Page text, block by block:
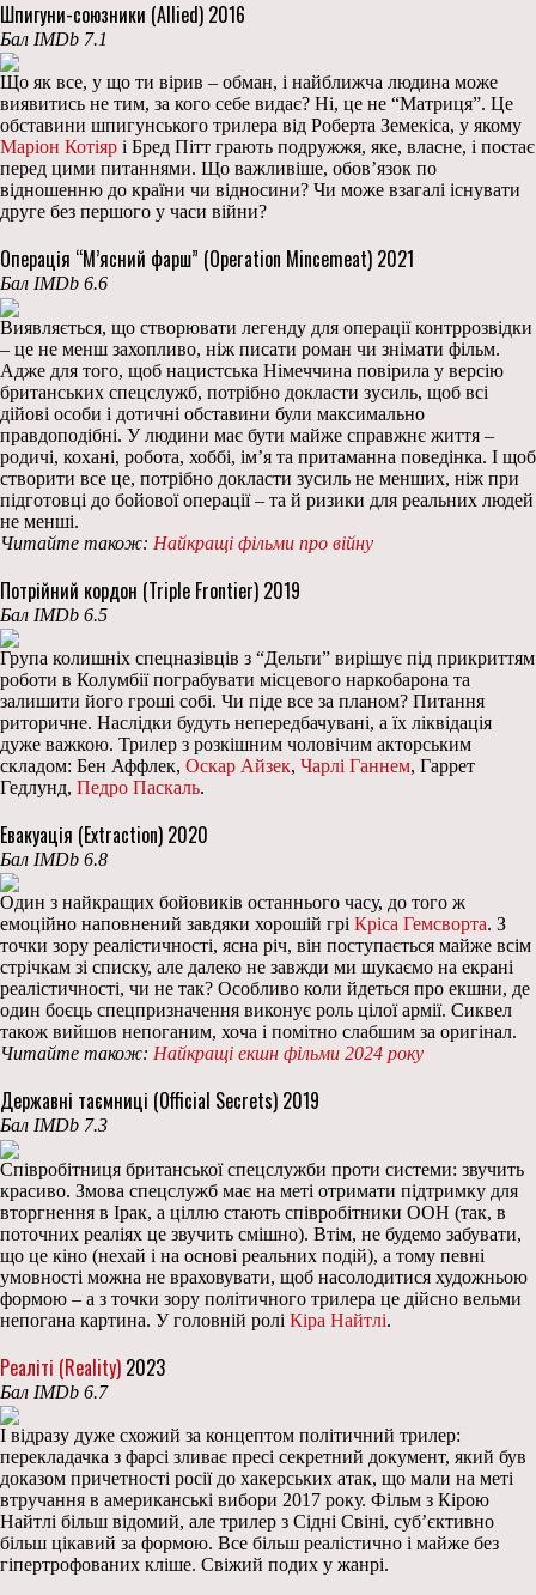
Шпигуни-союзники (Allied) 2016
Бал IMDb 7.1
Що як все, у що ти вірив – обман, і найближча людина може
виявитись не тим, за кого себе видає? Ні, це не “Матриця”. Це
обставини шпигунського трилера від Роберта Земекіса, у якому
Маріон Котіяр і Бред Пітт грають подружжя, яке, власне, і постає
перед цими питаннями. Що важливіше, обов’язок по
відношенню до країни чи відносини? Чи може взагалі існувати
друге без першого у часи війни?
Операція “М’ясний фарш” (Operation Mincemeat) 2021
Бал IMDb 6.6
Виявляється, що створювати легенду для операції контррозвідки
– це не менш захопливо, ніж писати роман чи знімати фільм.
Адже для того, щоб нацистська Німеччина повірила у версію
британських спецслужб, потрібно докласти зусиль, щоб всі
дійові особи і дотичні обставини були максимально
правдоподібні. У людини має бути майже справжнє життя –
родичі, кохані, робота, хоббі, ім’я та притаманна поведінка. І щоб
створити все це, потрібно докласти зусиль не менших, ніж при
підготовці до бойової операції – та й ризики для реальних людей
не менші.
Читайте також: Найкращі фільми про війну
Потрійний кордон (Triple Frontier) 2019
Бал IMDb 6.5
Група колишніх спецназівців з “Дельти” вирішує під прикриттям
роботи в Колумбії пограбувати місцевого наркобарона та
залишити його гроші собі. Чи піде все за планом? Питання
риторичне. Наслідки будуть непередбачувані, а їх ліквідація
дуже важкою. Трилер з розкішним чоловічим акторським
складом: Бен Аффлек, Оскар Айзек, Чарлі Ганнем, Гаррет
Гедлунд, Педро Паскаль.
Евакуація (Extraction) 2020
Бал IMDb 6.8
Один з найкращих бойовиків останнього часу, до того ж
емоційно наповнений завдяки хорошій грі Кріса Гемсворта. З
точки зору реалістичності, ясна річ, він поступається майже всім
стрічкам зі списку, але далеко не завжди ми шукаємо на екрані
реалістичності, чи не так? Особливо коли йдеться про екшни, де
один боєць спецпризначення виконує роль цілої армії. Сиквел
також вийшов непоганим, хоча і помітно слабшим за оригінал.
Читайте також: Найкращі екшн фільми 2024 року
Державні таємниці (Official Secrets) 2019
Бал IMDb 7.3
Співробітниця британської спецслужби проти системи: звучить
красиво. Змова спецслужб має на меті отримати підтримку для
вторгнення в Ірак, а ціллю стають співробітники ООН (так, в
поточних реаліях це звучить смішно). Втім, не будемо забувати,
що це кіно (нехай і на основі реальних подій), а тому певні
умовності можна не враховувати, щоб насолодитися художньою
формою – а з точки зору політичного трилера це дійсно вельми
непогана картина. У головній ролі Кіра Найтлі.
Реаліті (Reality) 2023
Бал IMDb 6.7
І відразу дуже схожий за концептом політичний трилер:
перекладачка з фарсі зливає пресі секретний документ, який був
доказом причетності росії до хакерських атак, що мали на меті
втручання в американські вибори 2017 року. Фільм з Кірою
Найтлі більш відомий, але трилер з Сідні Свіні, суб’єктивно
більш цікавий за формою. Все більш реалістично і майже без
гіпертрофованих кліше. Свіжий подих у жанрі.